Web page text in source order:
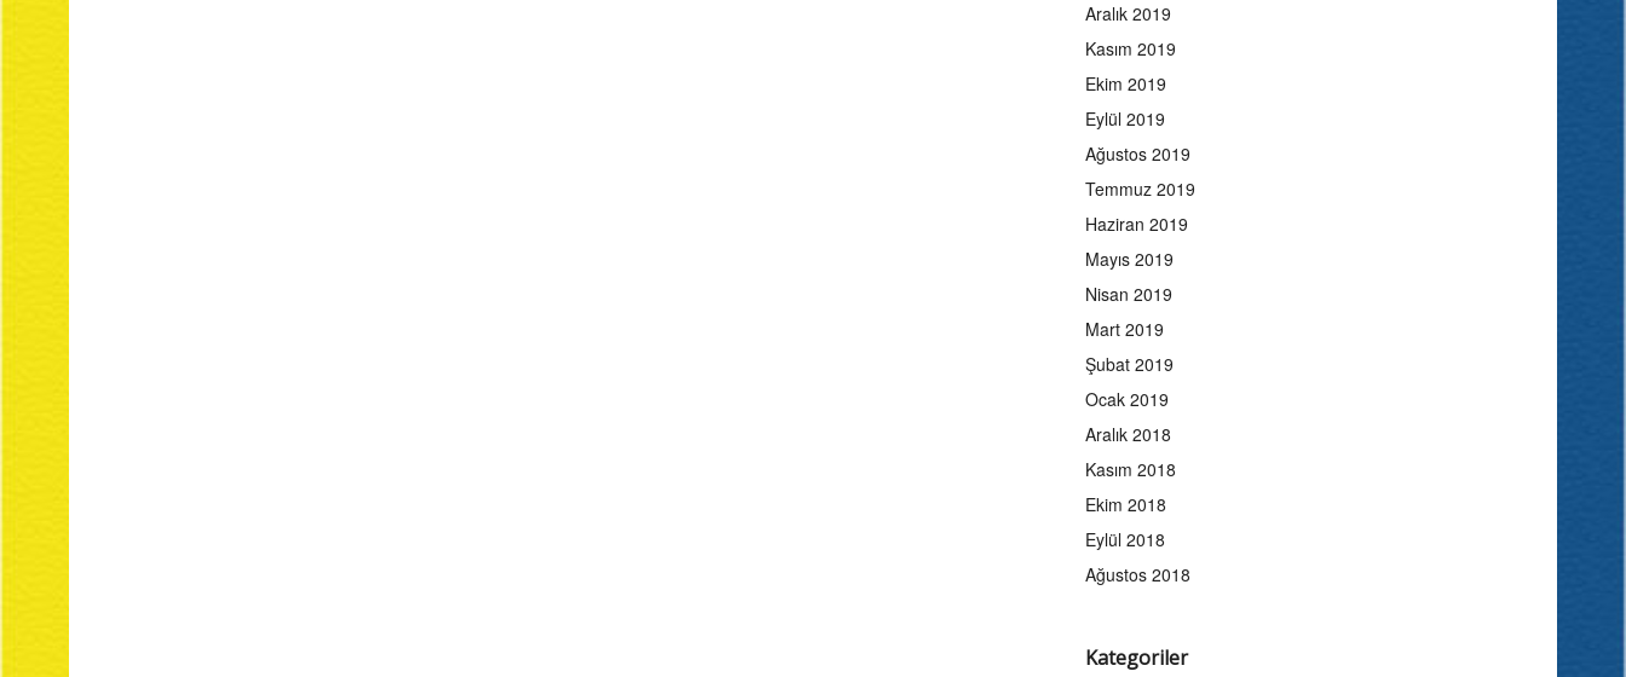
Aralık 2019
Kasım 2019
Ekim 2019
Eylül 2019
Ağustos 2019
Temmuz 2019
Haziran 2019
Mayıs 2019
Nisan 2019
Mart 2019
Şubat 2019
Ocak 2019
Aralık 2018
Kasım 2018
Ekim 2018
Eylül 2018
Ağustos 2018
Kategoriler